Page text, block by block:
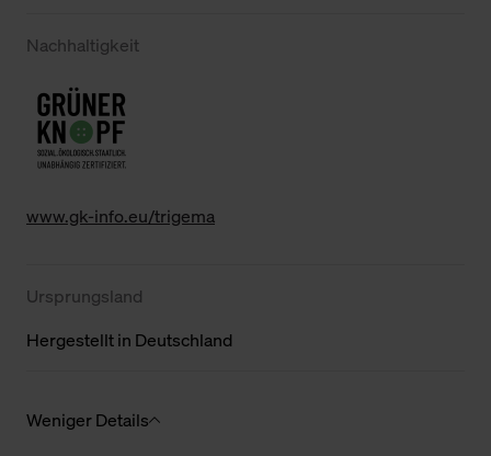
Nachhaltigkeit
www.gk-info.eu/trigema
Ursprungsland
Hergestellt in Deutschland
Weniger Details